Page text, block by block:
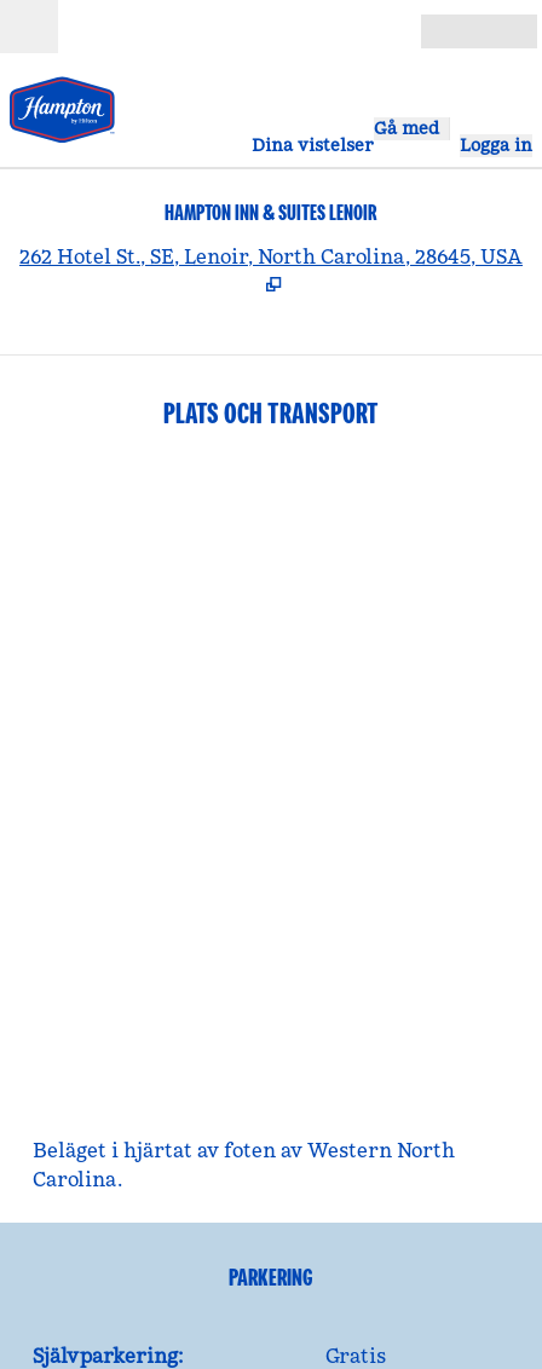
Dina vistelser
Gå med
Logga in
HAMPTON INN & SUITES LENOIR
262 Hotel St., SE, Lenoir, North Carolina, 28645, USA
PLATS OCH TRANSPORT
Beläget i hjärtat av foten av Western North
Carolina.
PARKERING
Självparkering:
Gratis